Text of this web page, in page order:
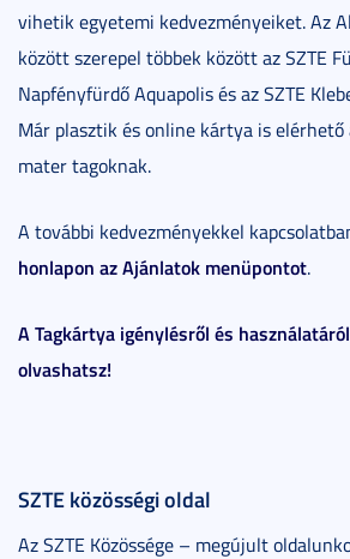
vihetik egyetemi kedvezményeiket. Az
között szerepel többek között az SZTE
Napfényfürdő Aquapolis és az SZTE
Már plasztik és online kártya is
mater tagoknak.
A további kedvezményekkel
honlapon az Ajánlatok menüpontot.
A Tagkártya igénylésről és
olvashatsz!
SZTE közösségi oldal
Az SZTE Közössége – megújult